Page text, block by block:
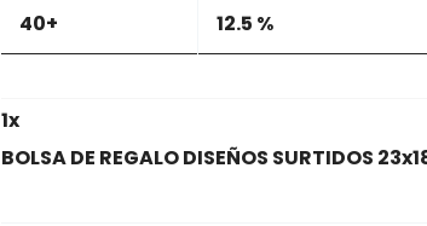
cantidad
40+ 12.5 %
1x
BOLSA DE REGALO DISEÑOS SURTIDOS